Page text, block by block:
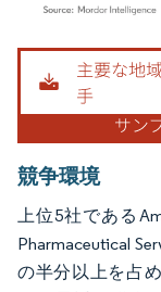
画像 © Mordor
競争環境
上位5社である
Pharmaceutical
の半分以上を占